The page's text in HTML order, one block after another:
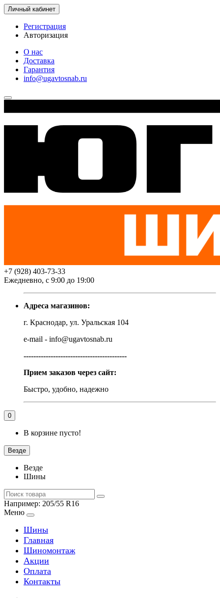
Личный кабинет
Регистрация
Авторизация
О нас
Доставка
Гарантия
info@ugavtosnab.ru
+7 (928) 403-73-33
Ежедневно, с 9:00 до 19:00
Адреса магазинов:
г. Краснодар, ул. Уральская 104
e-mail - info@ugavtosnab.ru
------------------------------------------
Прием заказов через сайт:
Быстро, удобно, надежно
0
В корзине пусто!
Везде
Везде
Шины
Например: 205/55 R16
Меню
Шины
Главная
Шиномонтаж
Акции
Оплата
Контакты